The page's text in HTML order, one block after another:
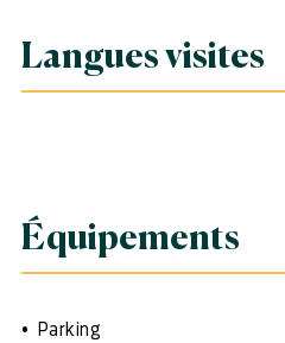
Langues visites
Équipements
Parking